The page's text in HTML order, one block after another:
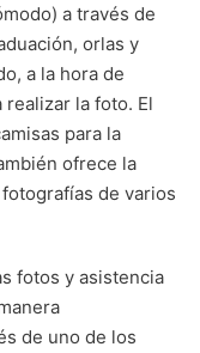
a través de
orlas y
a la hora de
la foto. El
para la
ofrece la
de varios
fotos y asistencia
de uno de los